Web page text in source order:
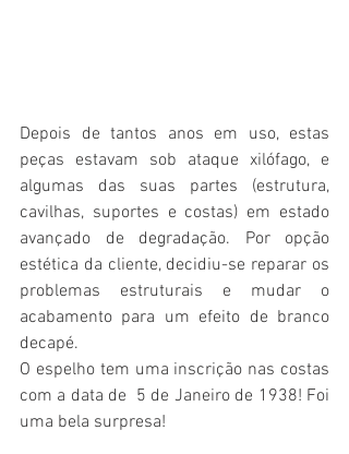
Depois de tantos anos em uso, estas
peças estavam sob ataque xilófago, e
algumas das suas partes (estrutura,
cavilhas, suportes e costas) em estado
avançado de degradação. Por opção
estética da cliente, decidiu-se reparar os
problemas estruturais e mudar o
acabamento para um efeito de branco
decapé.
O espelho tem uma inscrição nas costas
com a data de  5 de Janeiro de 1938! Foi
uma bela surpresa!